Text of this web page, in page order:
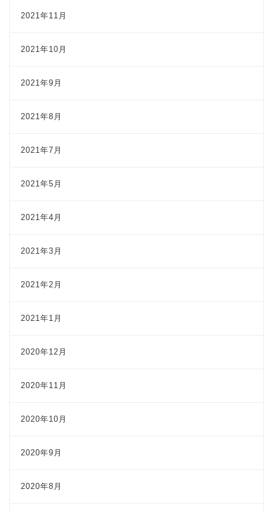
2021年11月
2021年10月
2021年9月
2021年8月
2021年7月
2021年5月
2021年4月
2021年3月
2021年2月
2021年1月
2020年12月
2020年11月
2020年10月
2020年9月
2020年8月